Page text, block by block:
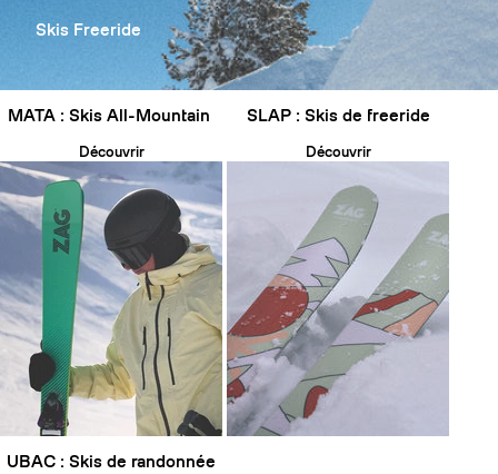
Skis Freeride
MATA : Skis All-Mountain
Découvrir
SLAP : Skis de freeride
Découvrir
UBAC : Skis de randonnée